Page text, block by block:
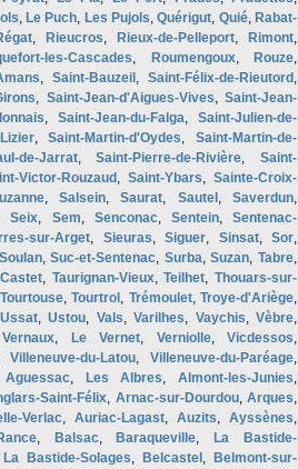
, Le Puch, Les Pujols,Quérigut, Quié, Rabat-
, Rieucros, Rieux-de-Pelleport, Rimont,
les-Cascades, Roumengoux, Rouze,
, Saint-Bauzeil , Saint-Félix-de-Rieutord ,
, Saint-Jean-d'Aigues-Vives,Saint-Jean-
, Saint-Jean-du-Falga, Saint-Julien-de-
,Saint-Martin-d'Oydes, Saint-Martin-de-
de-Jarrat,Saint-Pierre-de-Rivière, Saint-
Victor-Rouzaud , Saint-Ybars, Sainte-Croix-
,Salsein,Saurat, Sautel ,Saverdun,
Seix, Sem, Senconac, Sentein,Sentenac-
sur-Arget, Sieuras, Siguer, Sinsat, Sor,
Soulan,Suc-et-Sentenac, Surba,Suzan,Tabre,
, Taurignan-Vieux,Teilhet, Thouars-sur-
Tourtouse,Tourtrol , Trémoulet,Troye-d'Ariège,
Ussat,Ustou, Vals,Varilhes, Vaychis,Vèbre,
Vernaux, Le Vernet, Verniolle,Vicdessos,
Villeneuve-du-Latou,Villeneuve-du-Paréage,
Aguessac, Les Albres,Almont-les-Junies,
Saint-Félix, Arnac-sur-Dourdou,Arques,
Verlac, Auriac-Lagast, Auzits,Ayssènes,
, Balsac, Baraqueville,
La Bastide-
La Bastide-Solages, Belcastel ,
Belmont-sur-